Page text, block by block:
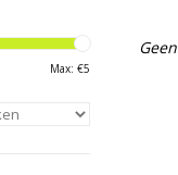
Max: €5